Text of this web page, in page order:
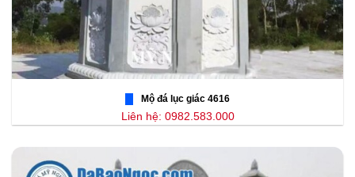
Mộ đá lục giác 4616
Liên hệ: 0982.583.000